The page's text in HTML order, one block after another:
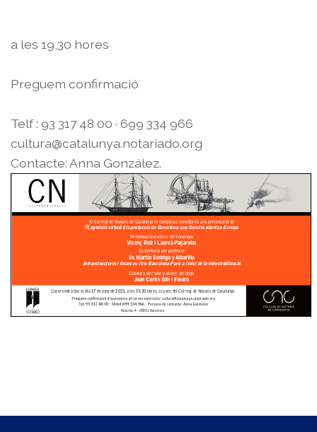
a les 19,30 hores
Preguem confirmació
Telf : 93 317 48 00 · 699 334 966
cultura@catalunya.notariado.org
Contacte: Anna González.